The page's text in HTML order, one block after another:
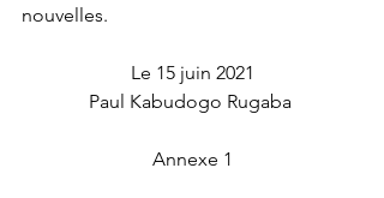
nouvelles.
Le 15 juin 2021
Paul Kabudogo Rugaba
Annexe 1